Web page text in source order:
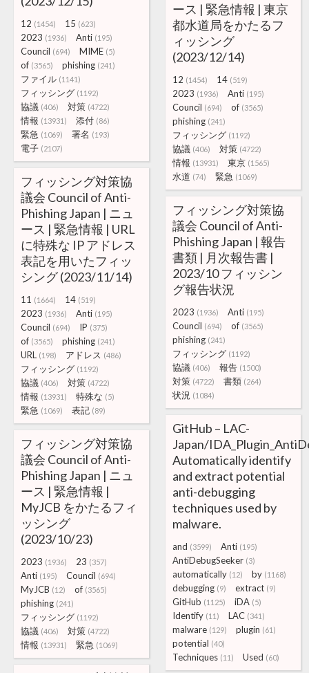
12 (1454) 15 (623)
2023 (1936) Anti (195)
Council (694) MIME (5)
of (3565) phishing (241)
ファイル (1141)
フィッシング (1192)
協議 (406) 対策 (4722)
情報 (13931) 添付 (86)
緊急 (1069) 署名 (193)
電子 (2107)
ース | 緊急情報 | 東京
都水道局をかたるフ
ィッシング
(2023/12/14)
12 (1454) 14 (519)
2023 (1936) Anti (195)
Council (694) of (3565)
phishing (241)
フィッシング (1192)
協議 (406) 対策 (4722)
情報 (13931) 東京 (1565)
水道 (74) 緊急 (1069)
フィッシング対策協
議会 Council of Anti-
Phishing Japan | ニュ
ース | 緊急情報 | URL
に特殊な IP アドレス
表記を用いたフィッ
シング (2023/11/14)
11 (1664) 14 (519)
2023 (1936) Anti (195)
Council (694) IP (375)
of (3565) phishing (241)
URL (198) アドレス (486)
フィッシング (1192)
協議 (406) 対策 (4722)
情報 (13931) 特殊な (5)
緊急 (1069) 表記 (89)
フィッシング対策協
議会 Council of Anti-
Phishing Japan | 報告
書類 | 月次報告書 |
2023/10 フィッシン
グ報告状況
2023 (1936) Anti (195)
Council (694) of (3565)
phishing (241)
フィッシング (1192)
協議 (406) 報告 (1500)
対策 (4722) 書類 (264)
状況 (1084)
GitHub – LAC-
Japan/
Automatically identify
and extract potential
anti-debugging
techniques used by
malware.
and (3599) Anti (195)
AntiDebugSeeker (3)
automatically (12) by (1168)
debugging (9) extract (9)
GitHub (1125) iDA (5)
Identify (11) LAC (341)
malware (129) plugin (61)
potential (40)
Techniques (11) Used (60)
フィッシング対策協
議会 Council of Anti-
Phishing Japan | ニュ
ース | 緊急情報 |
MyJCB をかたるフィ
ッシング
(2023/10/23)
2023 (1936) 23 (357)
Anti (195) Council (694)
MyJCB (12) of (3565)
phishing (241)
フィッシング (1192)
協議 (406) 対策 (4722)
情報 (13931) 緊急 (1069)